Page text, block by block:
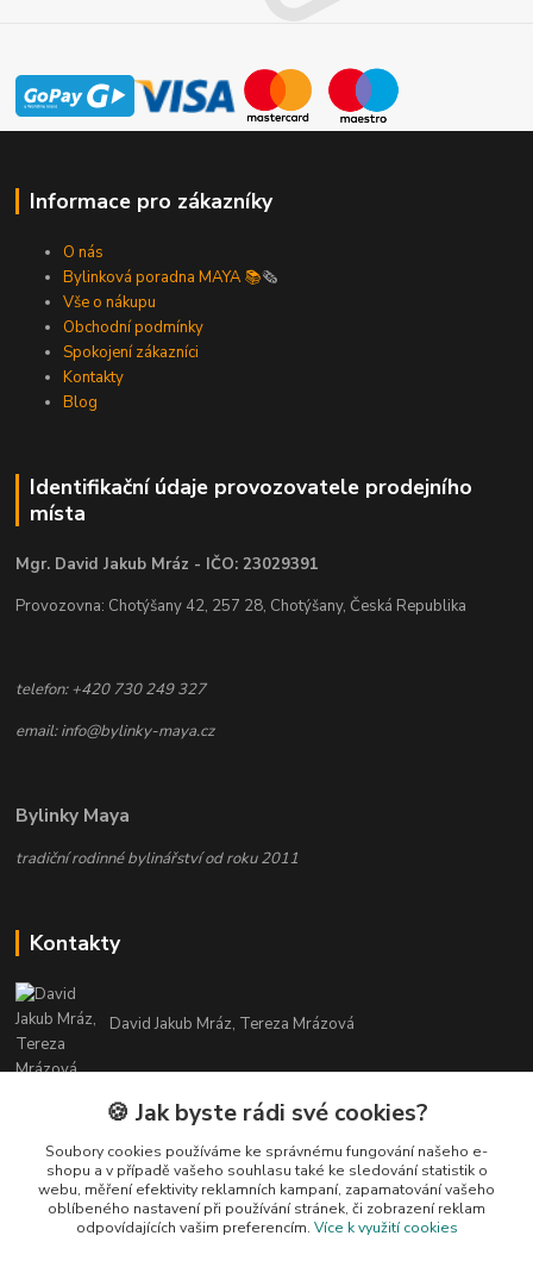
Informace pro zákazníky
O nás
Bylinková poradna MAYA 📚🗞️
Vše o nákupu
Obchodní podmínky
Spokojení zákazníci
Kontakty
Blog
Identifikační údaje provozovatele prodejního
místa
Mgr. David Jakub Mráz - IČO: 23029391
Provozovna: Chotýšany 42, 257 28, Chotýšany, Česká Republika
telefon: +420 730 249 327
email: info@bylinky-maya.cz
Bylinky Maya
tradiční rodinné bylinářství od roku 2011
Kontakty
David Jakub Mráz, Tereza Mrázová
info@bylinky-maya.cz
🍪 Jak byste rádi své cookies?
Soubory cookies používáme ke správnému fungování našeho e-
shopu a v případě vašeho souhlasu také ke sledování statistik o
webu, měření efektivity reklamních kampaní, zapamatování vašeho
oblíbeného nastavení při používání stránek, či zobrazení reklam
odpovídajících vašim preferencím. Více k využití cookies